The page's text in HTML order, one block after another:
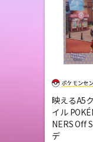
映えるA5
イル
NERS Off
デ